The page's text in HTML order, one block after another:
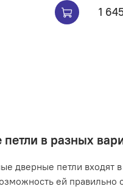
1
в разных
дверные петли входят
ей правильно